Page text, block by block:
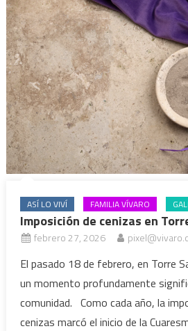
ASÍ LO VIVÍ FAMILIA VÍVARO
Imposición de cenizas en
febrero 27, 2026
El pasado 18 de febrero, en Torre
un momento profundamente
comunidad. Como cada año, la
cenizas marcó el inicio de la